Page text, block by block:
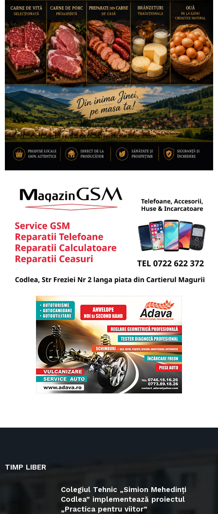
TIMP LIBER
Colegiul Tehnic „Simion Mehedinți
Codlea” implementează proiectul
„Practica pentru viitor”